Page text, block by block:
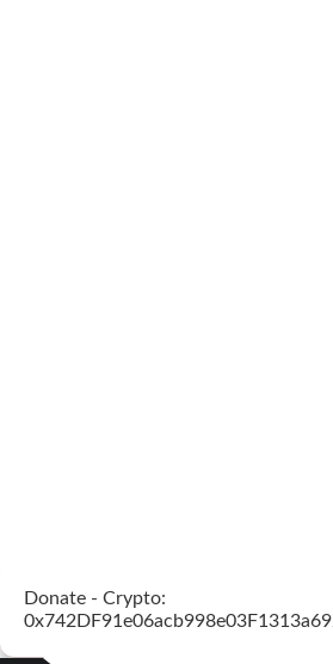
Donate - Crypto: